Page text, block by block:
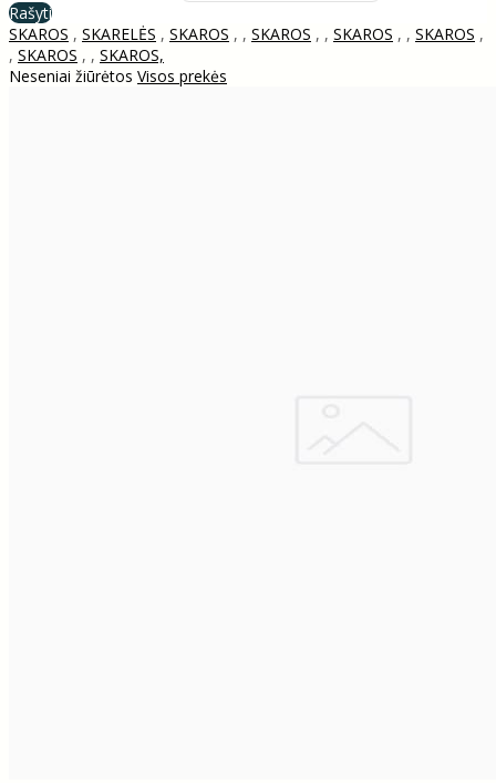
Rašyti
SKAROS , SKARELĖS , SKAROS , , SKAROS , , SKAROS , , SKAROS ,
, SKAROS , , SKAROS,
Neseniai žiūrėtos Visos prekės